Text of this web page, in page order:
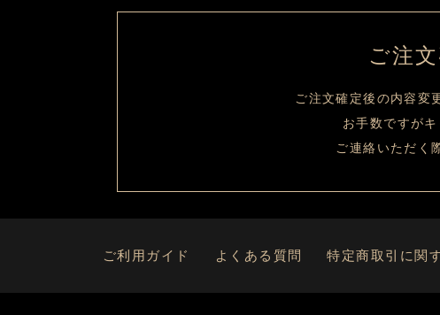
ご注
ご注文確定後の内容変
お手数ですが
ご連絡いただく
ご利用ガイド よくある質問 特定商取引に関